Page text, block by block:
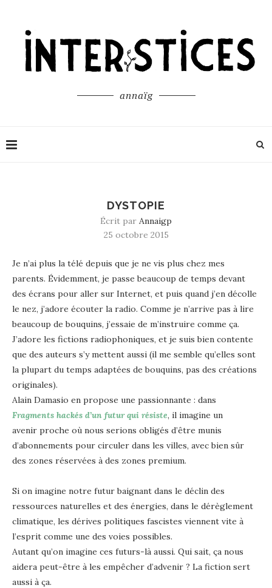
annaïg
DYSTOPIE
Écrit par Annaigp
25 octobre 2015
Je n’ai plus la télé depuis que je ne vis plus chez mes
parents. Évidemment, je passe beaucoup de temps devant
des écrans pour aller sur Internet, et puis quand j’en décolle
le nez, j’adore écouter la radio. Comme je n’arrive pas à lire
beaucoup de bouquins, j’essaie de m’instruire comme ça.
J’adore les fictions radiophoniques, et je suis bien contente
que des auteurs s’y mettent aussi (il me semble qu’elles sont
la plupart du temps adaptées de bouquins, pas des créations
originales).
Alain Damasio en propose une passionnante : dans
Fragments hackés d’un futur qui résiste, il imagine un
avenir proche où nous serions obligés d’être munis
d’abonnements pour circuler dans les villes, avec bien sûr
des zones réservées à des zones premium.
Si on imagine notre futur baignant dans le déclin des
ressources naturelles et des énergies, dans le dérèglement
climatique, les dérives politiques fascistes viennent vite à
l’esprit comme une des voies possibles.
Autant qu’on imagine ces futurs-là aussi. Qui sait, ça nous
aidera peut-être à les empêcher d’advenir ? La fiction sert
aussi à ça.